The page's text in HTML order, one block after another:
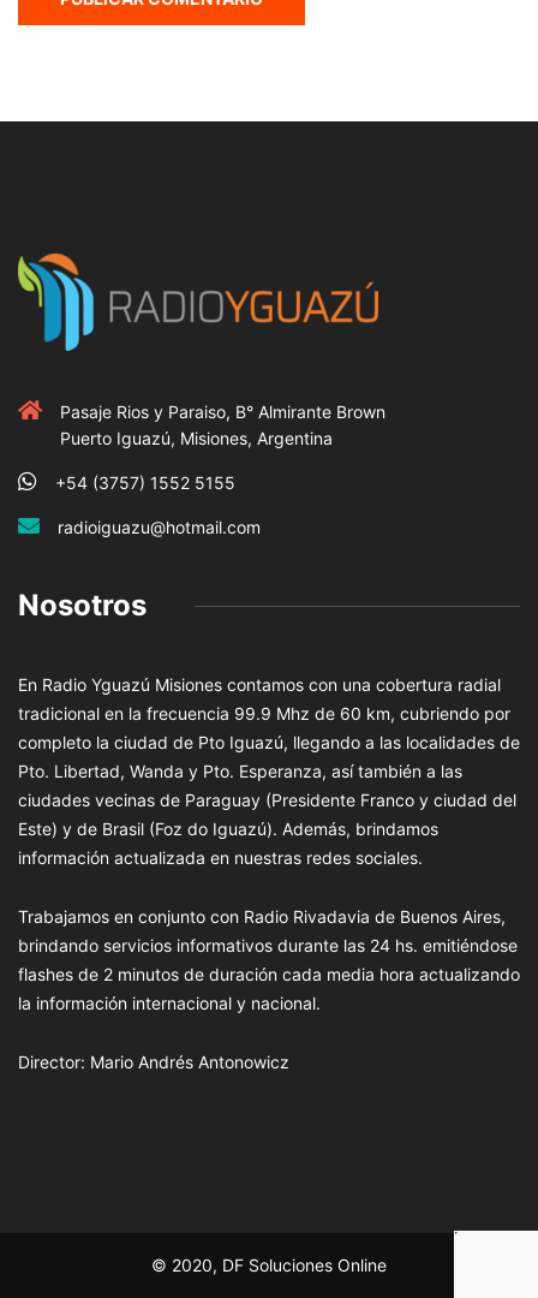
Pasaje Rios y Paraiso, B° Almirante Brown
Puerto Iguazú, Misiones, Argentina
+54 (3757) 1552 5155
radioiguazu@hotmail.com
Nosotros
En Radio Yguazú Misiones contamos con una cobertura radial
tradicional en la frecuencia 99.9 Mhz de 60 km, cubriendo por
completo la ciudad de Pto Iguazú, llegando a las localidades de
Pto. Libertad, Wanda y Pto. Esperanza, así también a las
ciudades vecinas de Paraguay (Presidente Franco y ciudad del
Este) y de Brasil (Foz do Iguazú). Además, brindamos
información actualizada en nuestras redes sociales.
Trabajamos en conjunto con Radio Rivadavia de Buenos Aires,
brindando servicios informativos durante las 24 hs. emitiéndose
flashes de 2 minutos de duración cada media hora actualizando
la información internacional y nacional.
Director: Mario Andrés Antonowicz
© 2020, DF Soluciones Online